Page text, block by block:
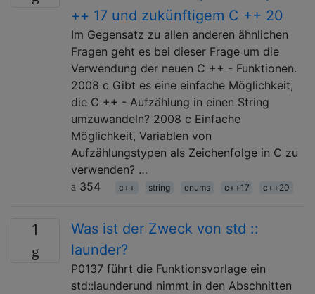
++ 17 und zukünftigem C ++ 20
Im Gegensatz zu allen anderen ähnlichen
Fragen geht es bei dieser Frage um die
Verwendung der neuen C ++ - Funktionen.
2008 c Gibt es eine einfache Möglichkeit,
die C ++ - Aufzählung in einen String
umzuwandeln? 2008 c Einfache
Möglichkeit, Variablen von
Aufzählungstypen als Zeichenfolge in C zu
verwenden? …
354
c++ string enums c++17 c++20
1
Was ist der Zweck von std ::
launder?
P0137 führt die Funktionsvorlage ein
std::launderund nimmt in den Abschnitten